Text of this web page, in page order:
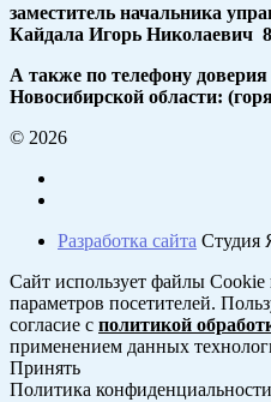
заместитель начальника
Кайдала Игорь Николаевич
А также по телефону
Новосибирской области:
© 2026
Разработка сайта Студия
Сайт использует файлы
параметров посетителей.
согласие с политикой
применением данных
Принять
Политика конфиденциальности